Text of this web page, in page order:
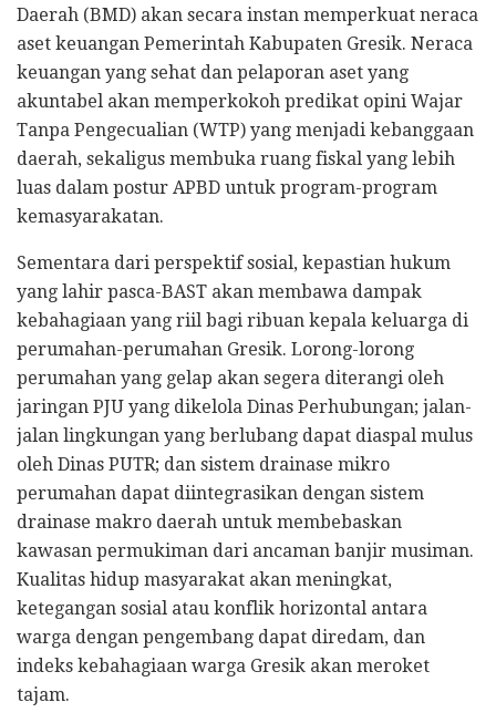
Daerah (BMD) akan secara instan memperkuat neraca
aset keuangan Pemerintah Kabupaten Gresik. Neraca
keuangan yang sehat dan pelaporan aset yang
akuntabel akan memperkokoh predikat opini Wajar
Tanpa Pengecualian (WTP) yang menjadi kebanggaan
daerah, sekaligus membuka ruang fiskal yang lebih
luas dalam postur APBD untuk program-program
kemasyarakatan.
Sementara dari perspektif sosial, kepastian hukum
yang lahir pasca-BAST akan membawa dampak
kebahagiaan yang riil bagi ribuan kepala keluarga di
perumahan-perumahan Gresik. Lorong-lorong
perumahan yang gelap akan segera diterangi oleh
jaringan PJU yang dikelola Dinas Perhubungan; jalan-
jalan lingkungan yang berlubang dapat diaspal mulus
oleh Dinas PUTR; dan sistem drainase mikro
perumahan dapat diintegrasikan dengan sistem
drainase makro daerah untuk membebaskan
kawasan permukiman dari ancaman banjir musiman.
Kualitas hidup masyarakat akan meningkat,
ketegangan sosial atau konflik horizontal antara
warga dengan pengembang dapat diredam, dan
indeks kebahagiaan warga Gresik akan meroket
tajam.